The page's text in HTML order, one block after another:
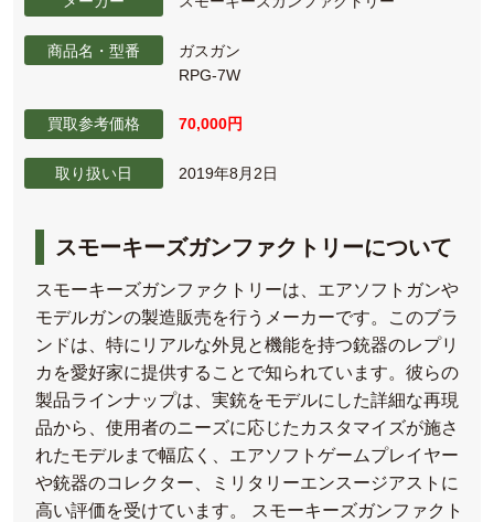
商品名・型番
ガスガン
RPG-7W
買取参考価格 70,000円
取り扱い日 2019年8月2日
スモーキーズガンファクトリーについて
スモーキーズガンファクトリーは、エアソフトガンや
モデルガンの製造販売を行うメーカーです。このブラ
ンドは、特にリアルな外見と機能を持つ銃器のレプリ
カを愛好家に提供することで知られています。彼らの
製品ラインナップは、実銃をモデルにした詳細な再現
品から、使用者のニーズに応じたカスタマイズが施さ
れたモデルまで幅広く、エアソフトゲームプレイヤー
や銃器のコレクター、ミリタリーエンスージアストに
高い評価を受けています。 スモーキーズガンファクト